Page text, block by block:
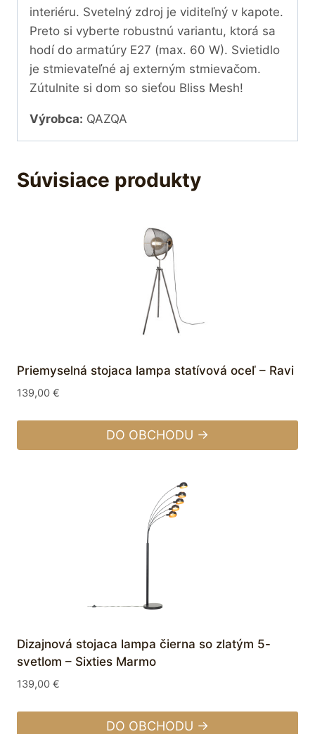
interiéru. Svetelný zdroj je viditeľný v kapote.
Preto si vyberte robustnú variantu, ktorá sa
hodí do armatúry E27 (max. 60 W). Svietidlo
je stmievateľné aj externým stmievačom.
Zútulnite si dom so sieťou Bliss Mesh!
Výrobca: QAZQA
Súvisiace produkty
Priemyselná stojaca lampa statívová oceľ – Ravi
139,00 €
DO OBCHODU →
Dizajnová stojaca lampa čierna so zlatým 5-
svetlom – Sixties Marmo
139,00 €
DO OBCHODU →